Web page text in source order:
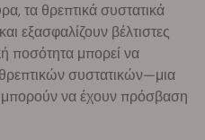
τα θρεπτικά συστατικά
εξασφαλίζουν βέλτιστες
ποσότητα μπορεί να
συστατικών—μια
να έχουν πρόσβαση